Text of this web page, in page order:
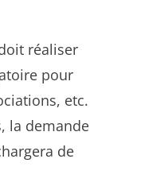
réaliser
pour
etc.
la demande
de